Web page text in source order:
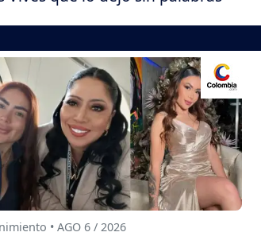
• AGO 6 / 2026